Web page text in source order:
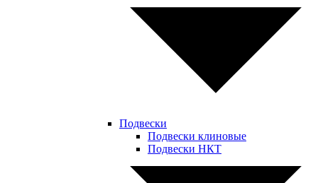
Подвески
Подвески клиновые
Подвески НКТ